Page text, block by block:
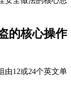
的核心操作
由12或24个英文单